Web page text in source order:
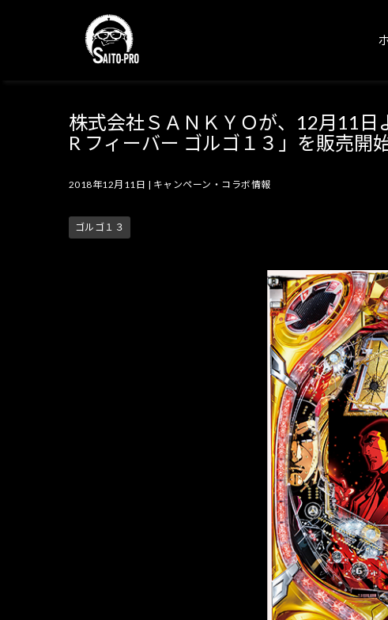
株式会社ＳＡＮＫＹＯが、12月11
R フィーバー ゴルゴ１３」を販売開
2018年12月11日 | キャンペーン・コラボ情報
ゴルゴ１３